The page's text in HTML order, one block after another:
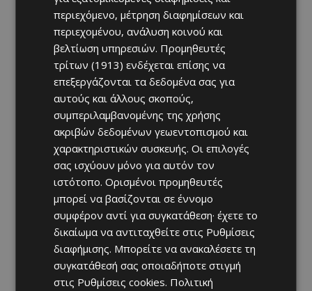
περιεχόμενο, μέτρηση διαφημίσεων και
περιεχομένου, ανάλυση κοινού και
βελτίωση υπηρεσιών. Προμηθευτές
τρίτων (1913) ενδέχεται επίσης να
επεξεργάζονται τα δεδομένα σας για
αυτούς και άλλους σκοπούς,
συμπεριλαμβανομένης της χρήσης
ακριβών δεδομένων γεωεντοπισμού και
χαρακτηριστικών συσκευής. Οι επιλογές
σας ισχύουν μόνο για αυτόν τον
ιστότοπο. Ορισμένοι προμηθευτές
μπορεί να βασίζονται σε έννομο
συμφέρον αντί για συγκατάθεση· έχετε το
δικαίωμα να αντιταχθείτε στις Ρυθμίσεις
διαφήμισης. Μπορείτε να ανακαλέσετε τη
συγκατάθεσή σας οποιαδήποτε στιγμή
στις Ρυθμίσεις cookies. Πολιτική